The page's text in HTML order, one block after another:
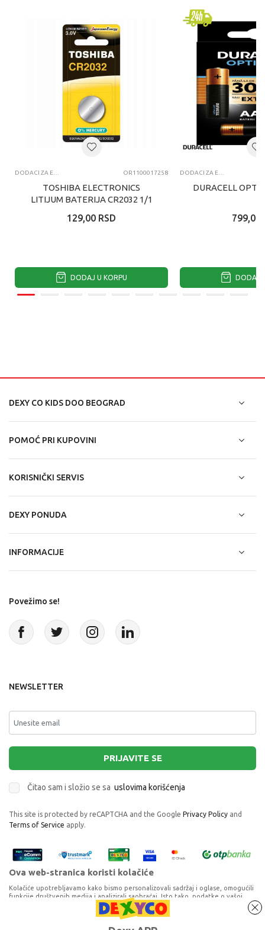
DODACI ZA EL. IGRAČKE OR1100017258
TOSHIBA ELECTRONICS
LITIJUM BATERIJA CR2032 1/1
129,00 RSD
DODAJ U KORPU
DODACI ZA EL. IGRAČKE
DURACELL
799,00
DODAJ
DEXY CO KIDS DOO BEOGRAD
POMOĆ PRI KUPOVINI
KORISNIČKI SERVIS
DEXY PONUDA
INFORMACIJE
Povežimo se!
NEWSLETTER
PRIJAVITE SE
Čitao sam i složio se sa uslovima korišćenja
This site is protected by reCAPTCHA and the Google Privacy Policy and
Terms of Service apply.
Ova web-stranica koristi kolačiće
Kolačiće upotrebljavamo kako bismo personalizovali sadržaj i oglase, omogućili
funkcije društvenih medija i analizirali saobraćaj. Isto tako, podatke o vašoj
upotrebi naše web-lokacije delimo s partnerima za društvene medije,
oglašavanje i analizu, a oni ih mogu kombinovati s drugim podacima koje ste im
pružili ili koje su prikupili dok ste upotrebljavali njihove usluge. Nastavkom